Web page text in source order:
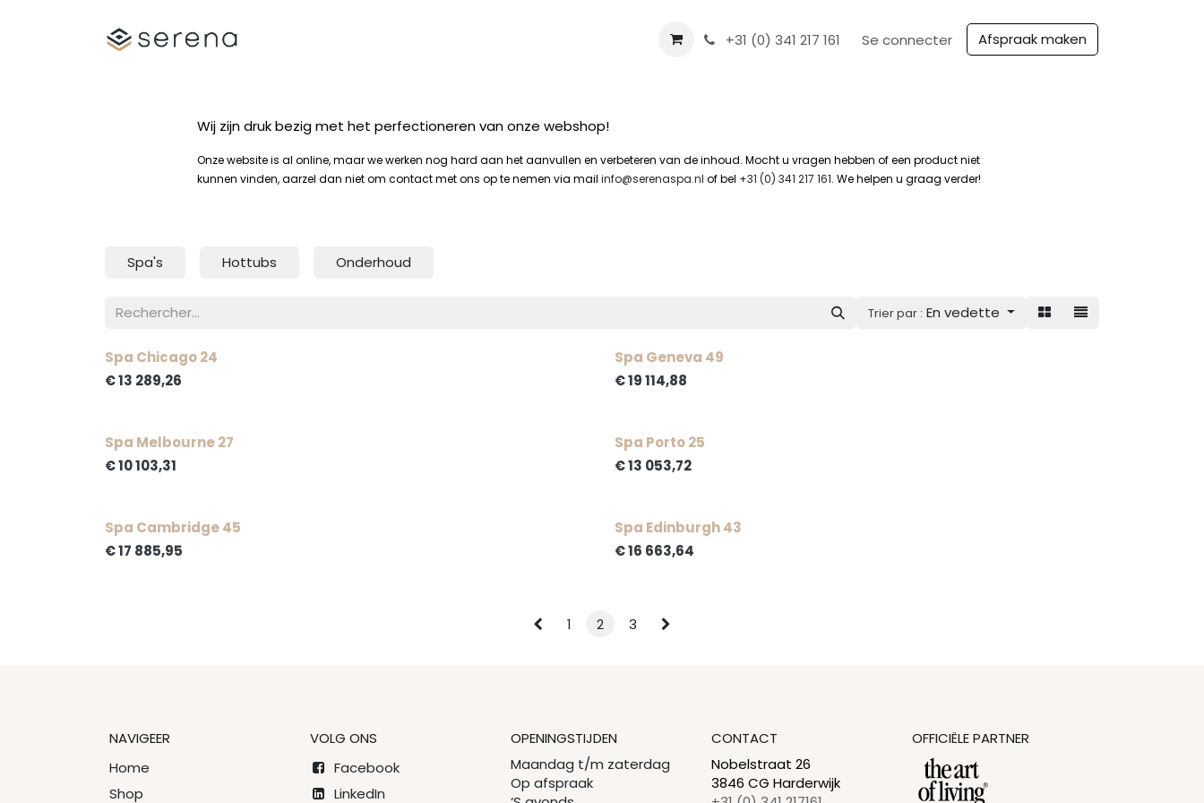
+31 (0) 341 217 161 Se connecter ​​Afspraak ma​​ken
Wij zijn druk bezig met het perfectioneren van onze webshop!
Onze website is al online, maar we werken nog hard aan het aanvullen en verbeteren van de inhoud. Mocht u vragen hebben of een product niet
kunnen vinden, aarzel dan niet om contact met ons op te nemen via mail info@serenaspa.nl of bel +31 (0) 341 217 161. We helpen u graag verder!
Spa's Hottubs Onderhoud
Trier par : En vedette
Spa Chicago 24
€13 289,26
Spa Geneva 49
€19 114,88
Spa Melbourne 27
€10 103,31
Spa Porto 25
€13 053,72
Spa Cambridge 45
€17 885,95
Spa Edinburgh 43
€16 663,64
1 2 3
OPENINGSTIJDEN
Maandag t/m zaterdag
Op afspraak
NAVIGEER
Home
Shop
VOLG ONS
Facebook
LinkedIn
CONTACT
Nobelstraat 26
3846 CG Harderwijk
OFFICIËLE PARTNER